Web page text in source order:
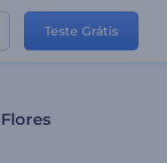
Teste Grátis